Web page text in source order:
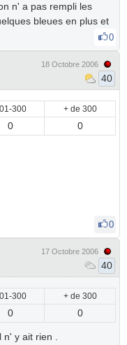
n' a pas rempli les
bleues en plus et
0
18 Octobre 2006
40
300 + de 300
0 0
0
17 Octobre 2006
40
300 + de 300
0 0
y ait rien .